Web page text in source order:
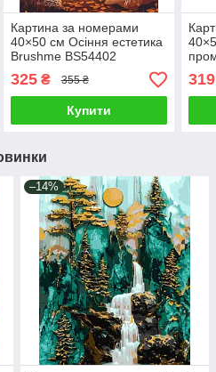
Картина за номерами
40×50 см Осіння естетика
Brushme BS54402
325₴ 355 ₴
Купити
319
–14%